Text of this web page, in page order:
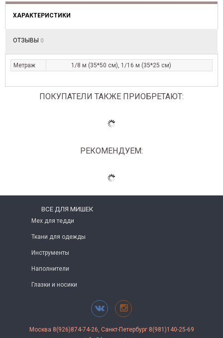
ХАРАКТЕРИСТИКИ
ОТЗЫВЫ 0
Метраж 1/8 м (35*50 см), 1/16 м (35*25 см)
ПОКУПАТЕЛИ ТАКЖЕ ПРИОБРЕТАЮТ:
РЕКОМЕНДУЕМ:
ВСЕ ДЛЯ МИШЕК
Мех для тедди
Ткани для одежды
Инструменты
Наполнители
Глазки и носики
Москва 8(926)874-74-26, Санкт-Петербург 8(981)140-25-69